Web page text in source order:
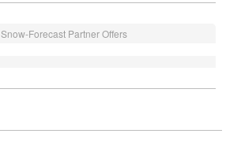
Snow-Forecast Partner Offers